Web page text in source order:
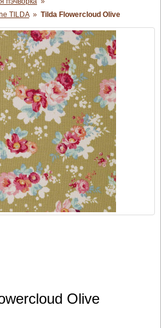
TILDA » Tilda Flowercloud Olive
Olive